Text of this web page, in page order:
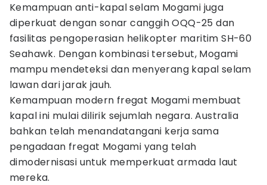
Kemampuan anti-kapal selam Mogami juga
diperkuat dengan sonar canggih OQQ-25 dan
fasilitas pengoperasian helikopter maritim SH-60
Seahawk. Dengan kombinasi tersebut, Mogami
mampu mendeteksi dan menyerang kapal selam
lawan dari jarak jauh.
Kemampuan modern fregat Mogami membuat
kapal ini mulai dilirik sejumlah negara. Australia
bahkan telah menandatangani kerja sama
pengadaan fregat Mogami yang telah
dimodernisasi untuk memperkuat armada laut
mereka.